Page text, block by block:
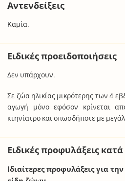
Αντενδείξεις
Καμία.
Ειδικές προειδοποιήσεις
Δεν υπάρχουν.
Σε ζώα ηλικίας μικρότερης των 4
αγωγή μόνο εφόσον κρίνεται
κτηνίατρο και οπωσδήποτε με
Ειδικές προφυλάξεις
Ιδιαίτερες προφυλάξεις για